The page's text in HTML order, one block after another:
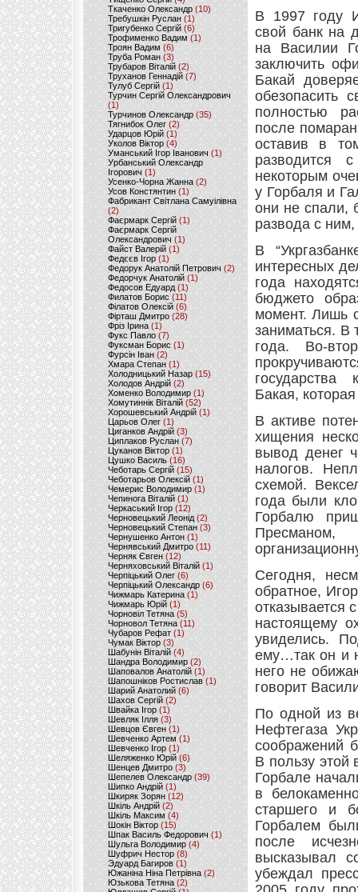
Ткаченко Олександр (10)
Требушкін Руслан (1)
Тригубенко Сергій(6)
Трофименко Вадим (1)
Троян Вадим (6)
Труба Роман(3)
Трубаров Віталій (2)
Труханов Геннадій (7)
Тулуб Сергій(1)
Турчин Сергій Олександрович
(1)
Турчинов Олександр(35)
Тягнибок Олег (2)
Ударцов Юрій (1)
Уколов Віктор(4)
Уманський Ігор Іванович(1)
Урбанський Олександр
Ігорович (1)
Усенко-Чорна Жанна (2)
Усов Констянтин(1)
Фабрикант Світлана Самуілівна
(2)
Фаєрмарк Сергій(1)
Фаєрмарк Сергій
Олександрович (1)
Файст Валерій(1)
Федєєв Ігор (1)
Федорук Анатолій Петрович (2)
Федорчук Анатолій (1)
Федосов Едуард (1)
Филатов Борис (11)
Філатов Олексій (6)
Фірташ Дмитро (28)
Фріз Ірина (1)
Фукс Павло (7)
Фуксман Борис (1)
Фурсін Іван (2)
Хмара Степан(1)
Холодницький Назар(15)
Холодов Андрій (2)
Хоменко Володимир (1)
Хомутиннік Віталій (52)
Хорошевський Андрій (1)
Царьов Олег (1)
Циганков Андрій (3)
Циплаков Руслан(7)
Цуканов Віктор (1)
Цушко Василь (16)
Чеботарь Сергій (15)
Чеботарьов Олексій (1)
Чемерис Володимир (1)
Чепинога Віталій (1)
Черкаський Ігор (12)
Черновецький Леонід(2)
Черновецький Степан (3)
Чернушенко Антон (1)
Чернявський Дмитро(11)
Черняк Євген(12)
Черняховський Віталій (1)
Черпіцький Олег (6)
Черпіцький Олександр (6)
Чижмарь Катерина (1)
Чижмарь Юрій (1)
Чорновіл Тетяна (5)
Чорновол Тетяна (11)
Чубаров Рефат (1)
Чумак Віктор(3)
Шабунін Віталій (4)
Шандра Володимир (2)
Шаповалов Анатолій(1)
Шапошніков Ростислав(1)
Шарий Анатолий(6)
Шахов Сергій(2)
Швайка Ігор (1)
Шевляк Ілля (3)
Шевцов Євген (1)
Шевченко Артем(1)
Шевченко Ігор(1)
Шеляженко Юрій (6)
Шенцев Дмитро (3)
Шепелев Олександр (39)
Шипко Андрій(1)
Шкиряк Зорян(12)
Шкіль Андрій(2)
Шкіль Максим (4)
Шокін Віктор (15)
Шпак Василь Федорович (1)
Шульга Володимир (4)
Шуфрич Нестор(8)
Эдуард Багиров (1)
Южаніна Ніна Петрівна (2)
Юзькова Тетяна(2)
В 1997 году
свой банк на
на Василии
заключить
Бакай
обезопасить
полностью
после
оставив в
разводится
некоторым
у Горбаля и
они не спали,
развода с
В
интересных
года
бюджето
момент. Лишь
заниматься. В
года. Во-
государства
Бакая,
В активе
хищения
вывод денег
налогов.
схемой.
года были
Горбалю
Пресманом,
Сегодня,
обратное,
отказывается
настоящему
увиделись.
ему…так он и
него не
говорит
По одной из
Нефтегаза
соображений
В пользу этой
Горбале
в
старшего и
Горбалем
после
высказывал
убеждал